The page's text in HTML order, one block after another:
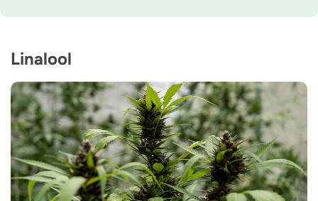
11-12 semanas
CBD
Tipo de floración
Fotoperiódica
Linalool